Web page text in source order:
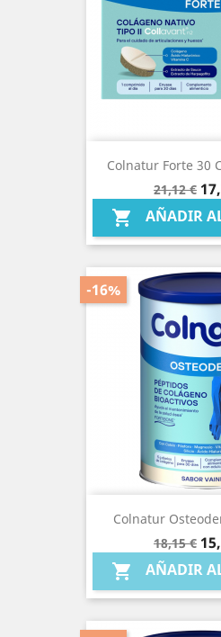
Colnatur Forte 30
Precio
base
21,12 €
 AÑADIR
Colnatur
Precio
base
18,15 €
-16%
 AÑADIR